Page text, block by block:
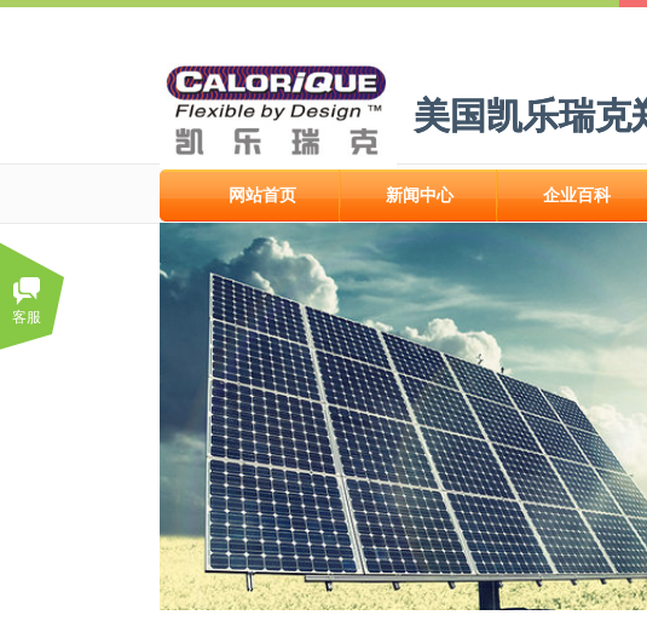
美国凯乐瑞克
美国凯乐瑞克
网站首页 新闻中心 企业百科
网站首页 新闻中心 企业百科
客服